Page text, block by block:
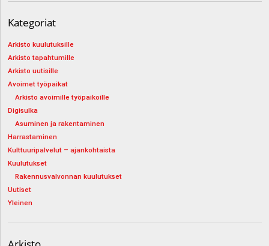
Kategoriat
Arkisto kuulutuksille
Arkisto tapahtumille
Arkisto uutisille
Avoimet työpaikat
Arkisto avoimille työpaikoille
Digisulka
Asuminen ja rakentaminen
Harrastaminen
Kulttuuripalvelut – ajankohtaista
Kuulutukset
Rakennusvalvonnan kuulutukset
Uutiset
Yleinen